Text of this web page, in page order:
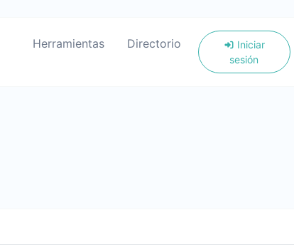
Herramientas Directorio
Iniciar
sesión